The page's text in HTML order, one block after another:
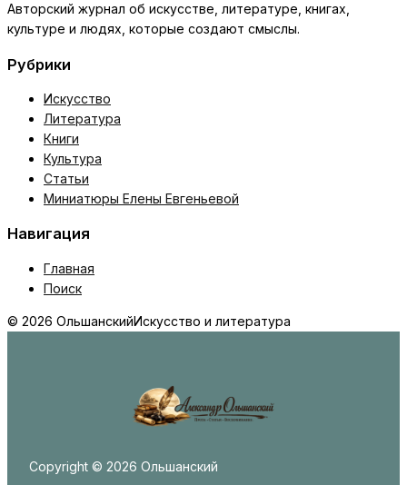
Авторский журнал об искусстве, литературе, книгах,
культуре и людях, которые создают смыслы.
Рубрики
Искусство
Литература
Книги
Культура
Статьи
Миниатюры Елены Евгеньевой
Навигация
Главная
Поиск
© 2026 ОльшанскийИскусство и литература
Copyright © 2026 Ольшанский